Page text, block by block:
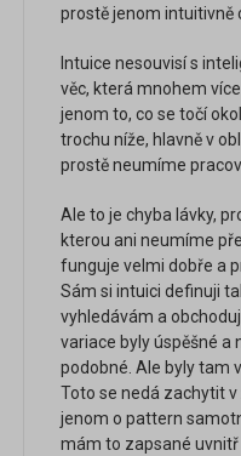
prostě jenom intuitivně
Intuice nesouvisí s
věc, která mnohem
jenom to, co se točí
trochu níže, hlavně v
prostě neumíme
Ale to je chyba lávky,
kterou ani neumíme
funguje velmi dobře a
Sám si intuici definuji
vyhledávám a
variace byly úspěšné a
podobné. Ale byly tam
Toto se nedá zachytit
jenom o pattern
mám to zapsané